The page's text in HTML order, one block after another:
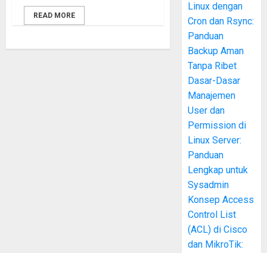
READ MORE
Linux dengan
Cron dan Rsync:
Panduan
Backup Aman
Tanpa Ribet
Dasar-Dasar
Manajemen
User dan
Permission di
Linux Server:
Panduan
Lengkap untuk
Sysadmin
Konsep Access
Control List
(ACL) di Cisco
dan MikroTik: